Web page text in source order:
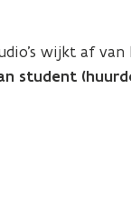
wijkt af
student